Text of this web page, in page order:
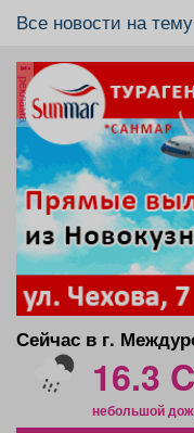
Все новости на
реклама
Сейчас в г.
16.3 C
небольшой